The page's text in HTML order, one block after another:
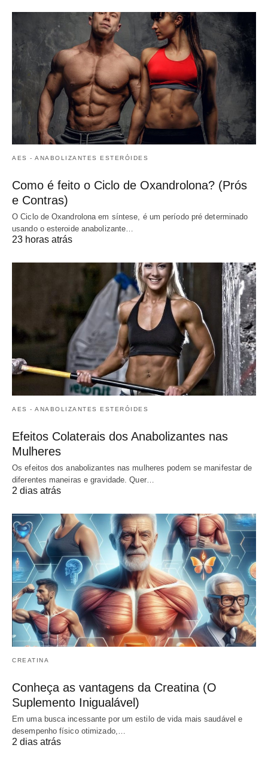
AES - ANABOLIZANTES ESTERÓIDES
Como é feito o Ciclo de Oxandrolona? (Prós
e Contras)
O Ciclo de Oxandrolona em síntese, é um período pré determinado
usando o esteroide anabolizante…
23 horas atrás
AES - ANABOLIZANTES ESTERÓIDES
Efeitos Colaterais dos Anabolizantes nas
Mulheres
Os efeitos dos anabolizantes nas mulheres podem se manifestar de
diferentes maneiras e gravidade. Quer…
2 dias atrás
CREATINA
Conheça as vantagens da Creatina (O
Suplemento Inigualável)
Em uma busca incessante por um estilo de vida mais saudável e
desempenho físico otimizado,…
2 dias atrás